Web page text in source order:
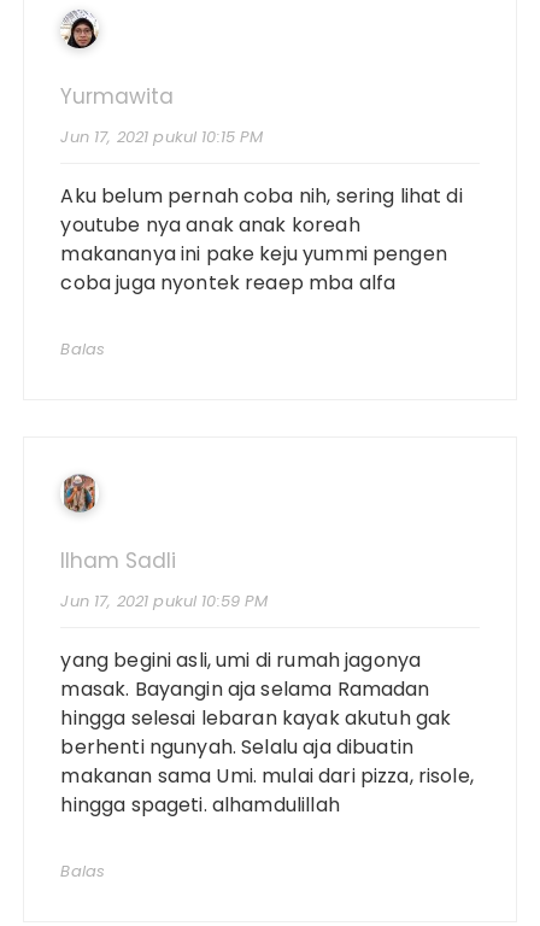
Yurmawita
Jun 17, 2021 pukul 10:15 PM
Aku belum pernah coba nih, sering lihat di
youtube nya anak anak koreah
makananya ini pake keju yummi pengen
coba juga nyontek reaep mba alfa
Balas
Ilham Sadli
Jun 17, 2021 pukul 10:59 PM
yang begini asli, umi di rumah jagonya
masak. Bayangin aja selama Ramadan
hingga selesai lebaran kayak akutuh gak
berhenti ngunyah. Selalu aja dibuatin
makanan sama Umi. mulai dari pizza, risole,
hingga spageti. alhamdulillah
Balas